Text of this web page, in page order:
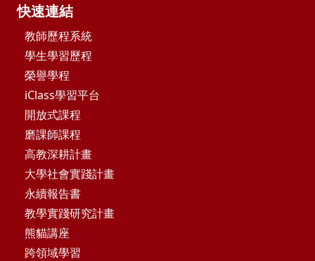
快速連結
教師歷程系統
學生學習歷程
榮譽學程
iClass學習平台
開放式課程
磨課師課程
高教深耕計畫
大學社會實踐計畫
永續報告書
教學實踐研究計畫
熊貓講座
跨領域學習